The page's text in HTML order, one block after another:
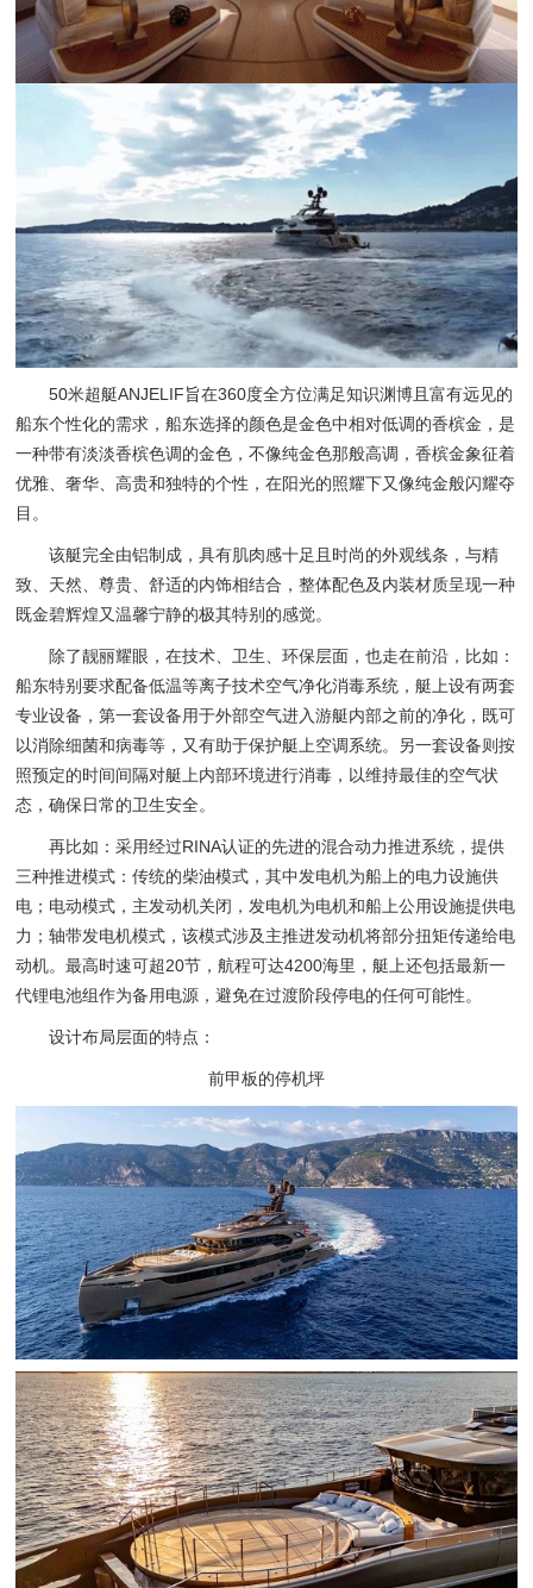
50米超艇ANJELIF旨在360度全方位满足知识渊博且富有远见的
船东个性化的需求，船东选择的颜色是金色中相对低调的香槟金，是
一种带有淡淡香槟色调的金色，不像纯金色那般高调，香槟金象征着
优雅、奢华、高贵和独特的个性，在阳光的照耀下又像纯金般闪耀夺
目。
该艇完全由铝制成，具有肌肉感十足且时尚的外观线条，与精
致、天然、尊贵、舒适的内饰相结合，整体配色及内装材质呈现一种
既金碧辉煌又温馨宁静的极其特别的感觉。
除了靓丽耀眼，在技术、卫生、环保层面，也走在前沿，比如：
船东特别要求配备低温等离子技术空气净化消毒系统，艇上设有两套
专业设备，第一套设备用于外部空气进入游艇内部之前的净化，既可
以消除细菌和病毒等，又有助于保护艇上空调系统。另一套设备则按
照预定的时间间隔对艇上内部环境进行消毒，以维持最佳的空气状
态，确保日常的卫生安全。
再比如：采用经过RINA认证的先进的混合动力推进系统，提供
三种推进模式：传统的柴油模式，其中发电机为船上的电力设施供
电；电动模式，主发动机关闭，发电机为电机和船上公用设施提供电
力；轴带发电机模式，该模式涉及主推进发动机将部分扭矩传递给电
动机。最高时速可超20节，航程可达4200海里，艇上还包括最新一
代锂电池组作为备用电源，避免在过渡阶段停电的任何可能性。
设计布局层面的特点：
前甲板的停机坪